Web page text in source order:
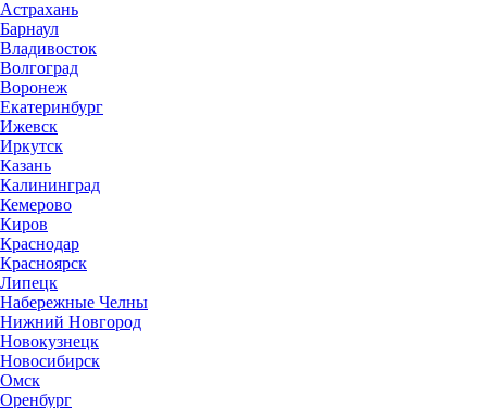
Астрахань
Барнаул
Владивосток
Волгоград
Воронеж
Екатеринбург
Ижевск
Иркутск
Казань
Калининград
Кемерово
Киров
Краснодар
Красноярск
Липецк
Набережные Челны
Нижний Новгород
Новокузнецк
Новосибирск
Омск
Оренбург